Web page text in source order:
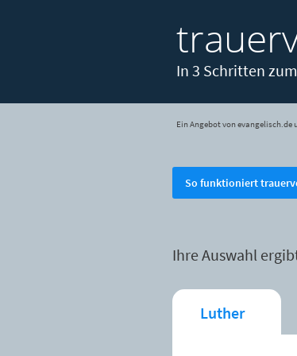
In 3 Schritten
Ein Angebot von evangelisch.de
So funktioniert
Ihre Auswahl
Luther